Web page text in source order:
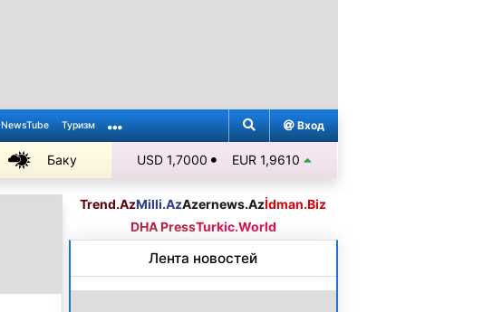
NewsTube Туризм Вход
Баку
+26℃
USD 1,7000 EUR 1,9610
Trend.AzMilli.AzAzernews.Azİdman.Biz
DHA PressTurkic.World
Лента новостей